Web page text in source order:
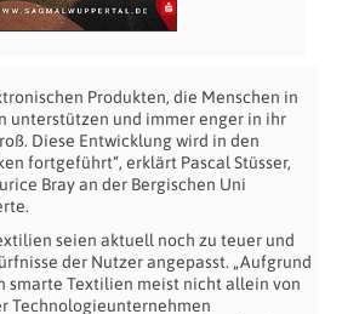
Produkten, die Menschen in
unterstützen und immer enger in ihr
Diese Entwicklung wird in den
fortgeführt“, erklärt Pascal Stüsser,
Bray an der Bergischen Uni
seien aktuell noch zu teuer und
der Nutzer angepasst. „Aufgrund
smarte Textilien meist nicht allein von
Technologieunternehmen